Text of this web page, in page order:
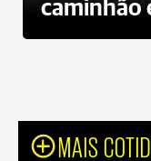
caminhão
MAIS